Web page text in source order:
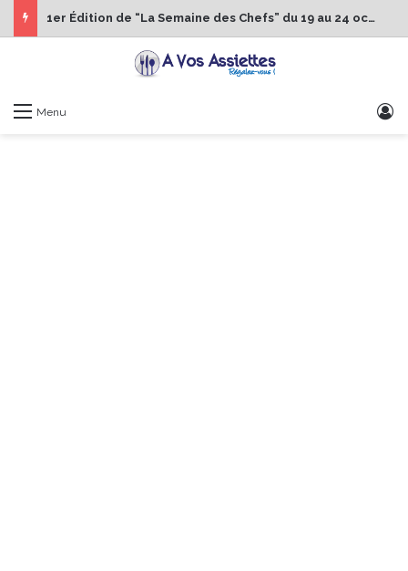
1er Édition de “La Semaine des Chefs” du 19 au 24 octobre 2026
Menu